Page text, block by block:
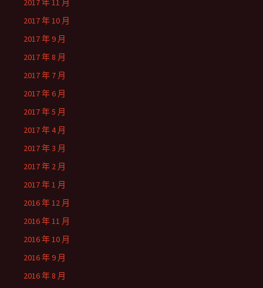
2017 年 11 月
2017 年 10 月
2017 年 9 月
2017 年 8 月
2017 年 7 月
2017 年 6 月
2017 年 5 月
2017 年 4 月
2017 年 3 月
2017 年 2 月
2017 年 1 月
2016 年 12 月
2016 年 11 月
2016 年 10 月
2016 年 9 月
2016 年 8 月